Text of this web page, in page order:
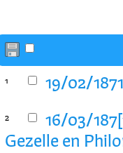
1 19/02/
2
16/03/
Gezelle en